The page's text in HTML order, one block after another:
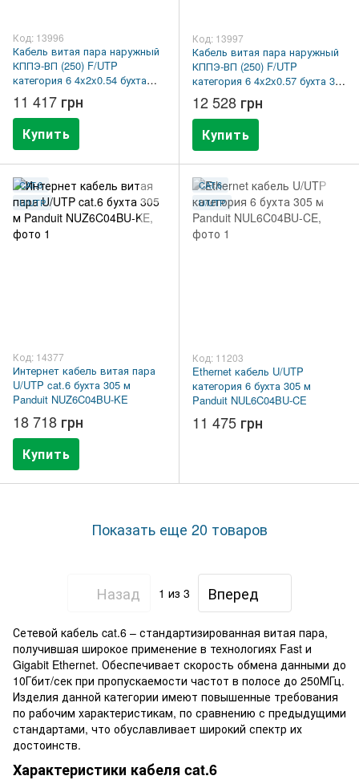
Код: 13996
Кабель витая пара наружный
КППЭ-ВП (250) F/UTP
категория 6 4x2x0.54 бухта
305 м OK-Net 7934018m305
11 417 грн
Купить
Код: 13997
Кабель витая пара наружный
КППЭ-ВП (250) F/UTP
категория 6 4x2x0.57 бухта 305
м OK-Net 7934017m305
12 528 грн
Купить
CAT.6
U/UTP
Код: 14377
Интернет кабель витая пара
U/UTP cat.6 бухта 305 м
Panduit NUZ6C04BU-KE
18 718 грн
Купить
CAT.6
U/UTP
Код: 11203
Ethernet кабель U/UTP
категория 6 бухта 305 м
Panduit NUL6C04BU-CE
11 475 грн
Показать еще 20 товаров
Назад 1 из 3 Вперед
Сетевой кабель cat.6 – стандартизированная витая пара,
получившая широкое применение в технологиях Fast и
Gigabit Ethernet. Обеспечивает скорость обмена данными до
10Гбит/сек при пропускаемости частот в полосе до 250МГц.
Изделия данной категории имеют повышенные требования
по рабочим характеристикам, по сравнению с предыдущими
стандартами, что обуславливает широкий спектр их
достоинств.
Характеристики кабеля cat.6